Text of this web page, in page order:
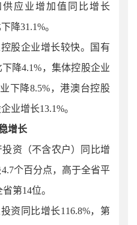
应业增加值同比增长
降31.1%。
股企业增长较快。
国有
降4.1%，集体控股企业
下降8.5%，港澳台控股
业增长13.1%。
增长
资（不含农户）同比增
个百分点， 高于全省平
第14位。
资同比增长116.8%，第